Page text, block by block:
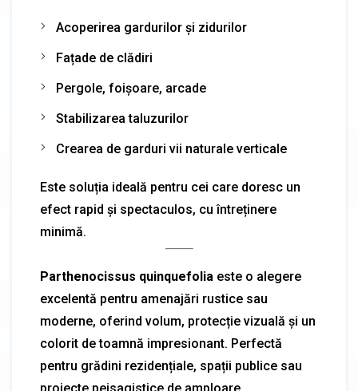
Acoperirea gardurilor și zidurilor
Fațade de clădiri
Pergole, foișoare, arcade
Stabilizarea taluzurilor
Crearea de garduri vii naturale verticale
Este soluția ideală pentru cei care doresc un
efect rapid și spectaculos, cu întreținere
minimă.
Parthenocissus quinquefolia este o alegere
excelentă pentru amenajări rustice sau
moderne, oferind volum, protecție vizuală și un
colorit de toamnă impresionant. Perfectă
pentru grădini rezidențiale, spații publice sau